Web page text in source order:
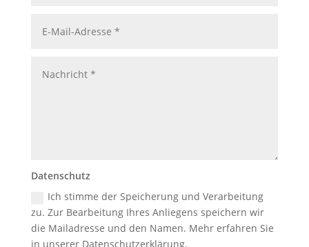
Datenschutz
Ich stimme der Speicherung und Verarbeitung
zu. Zur Bearbeitung Ihres Anliegens speichern wir
die Mailadresse und den Namen. Mehr erfahren Sie
in unserer Datenschutzerklärung.